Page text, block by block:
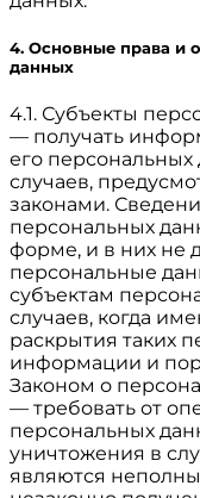
4. Основные права и
данных
4.1. Субъекты
— получать
его
случаев,
законами.
персональных
форме, и в них не
персональные
субъектам
случаев, когда
раскрытия таких
информации и
Законом о
— требовать от
персональных
уничтожения в
являются